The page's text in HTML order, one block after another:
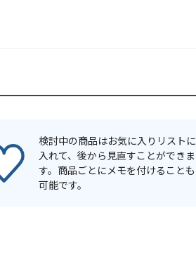
検討中の商品はお気に入りリストに
入れて、後から見直すことができま
す。商品ごとにメモを付けることも
可能です。